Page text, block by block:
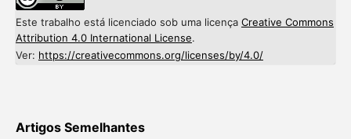
Este trabalho está licenciado sob uma licença Creative Commons
Attribution 4.0 International License.
Ver: https://creativecommons.org/licenses/by/4.0/
Artigos Semelhantes